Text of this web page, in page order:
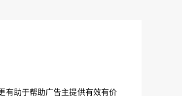
有助于帮助广告主提供有效有价